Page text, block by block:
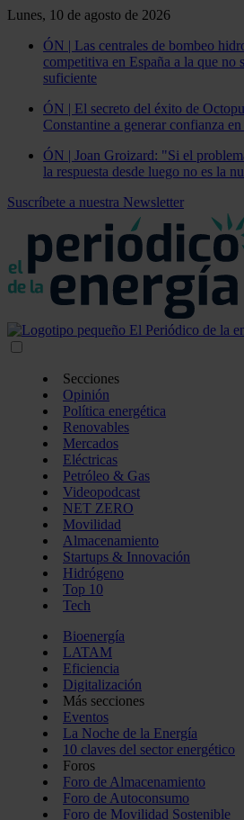
Lunes, 10 de agosto de 2026
ÓN | Las centrales de bombeo
competitiva en España a la que no
suficiente
ÓN | El secreto del éxito de
Constantine a generar confianza
ÓN | Joan Groizard: "Si el
la respuesta desde luego no es la
Suscríbete a nuestra Newsletter
Secciones
Opinión
Política energética
Renovables
Mercados
Eléctricas
Petróleo & Gas
Videopodcast
NET ZERO
Movilidad
Almacenamiento
Startups & Innovación
Hidrógeno
Top 10
Tech
Bioenergía
LATAM
Eficiencia
Digitalización
Más secciones
Eventos
La Noche de la Energía
10 claves del sector energético
Foros
Foro de Almacenamiento
Foro de Autoconsumo
Foro de Movilidad Sostenible